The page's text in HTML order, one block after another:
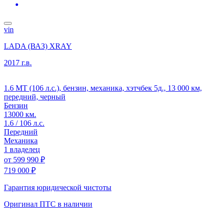
vin
LADA (ВАЗ) XRAY
2017 г.в.
1.6 MT (106 л.с.), бензин, механика, хэтчбек 5д., 13 000 км,
передний, черный
Бензин
13000 км.
1.6 / 106 л.с.
Передний
Механика
1 владелец
от 599 990 ₽
719 000 ₽
Гарантия юридической чистоты
Оригинал ПТС в наличии